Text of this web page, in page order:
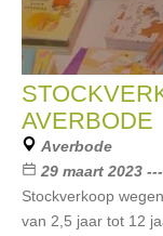
AVERBODE
Averbode
29 maart 2023
Stockverkoop
van 2,5 jaar tot 12